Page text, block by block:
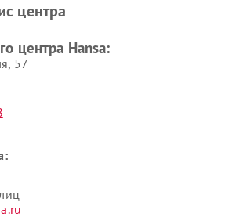
центра
центра Hansa:
57